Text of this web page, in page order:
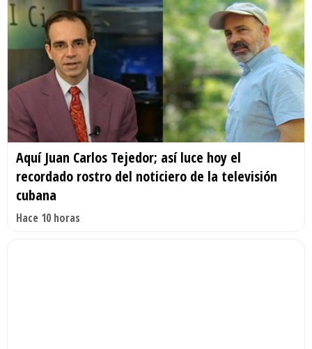
Aquí Juan Carlos Tejedor; así luce hoy el
recordado rostro del noticiero de la televisión
cubana
Hace 10 horas